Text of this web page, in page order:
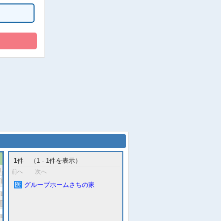
1件 （1 - 1件を表示）
前へ 次へ
医 グループホームさちの家